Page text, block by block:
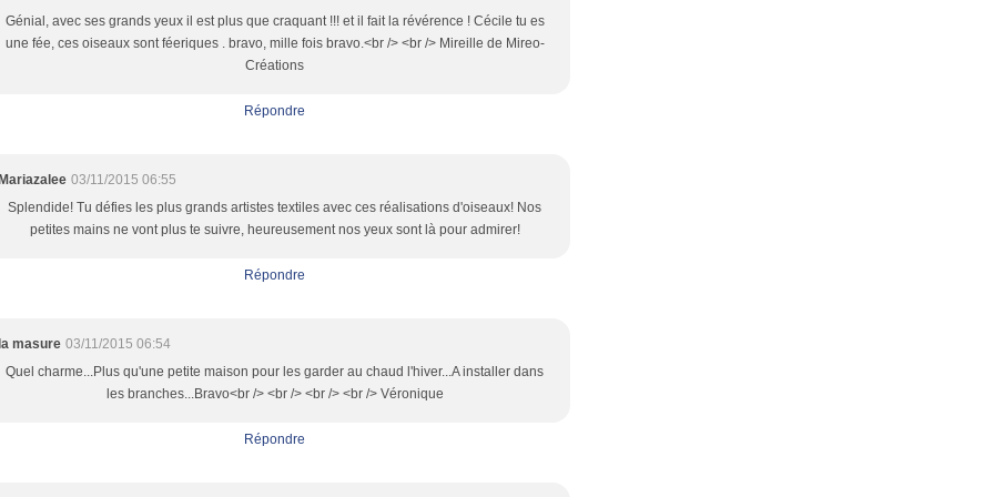
Génial, avec ses grands yeux il est plus que craquant !!! et il fait la révérence ! Cécile tu es
une fée, ces oiseaux sont féeriques . bravo, mille fois bravo.<br /> <br /> Mireille de Mireo-
Créations
Répondre
03/11/2015 06:55
Splendide! Tu défies les plus grands artistes textiles avec ces réalisations d'oiseaux! Nos
petites mains ne vont plus te suivre, heureusement nos yeux sont là pour admirer!
Répondre
masure 03/11/2015 06:54
Quel charme...Plus qu'une petite maison pour les garder au chaud l'hiver...A installer dans
les branches...Bravo<br /> <br /> <br /> <br /> Véronique
Répondre